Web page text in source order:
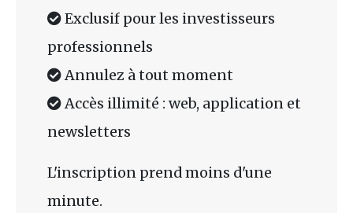
Exclusif pour les investisseurs
professionnels
Annulez à tout moment
Accès illimité : web, application et
newsletters
L'inscription prend moins d'une
minute.